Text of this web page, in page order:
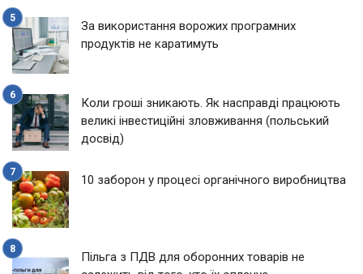
За використання ворожих програмних
продуктів не каратимуть
Коли гроші зникають. Як насправді працюють
великі інвестиційні зловживання (польський
досвід)
10 заборон у процесі органічного виробництва
Пільга з ПДВ для оборонних товарів не